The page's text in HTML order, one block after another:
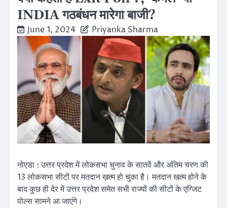
INDIA गठबंधन मारेगा बाजी?
June 1, 2024 Priyanka Sharma
नोएडा : उत्तर प्रदेश में लोकसभा चुनाव के सातवें और अंतिम चरण की
13 लोकसभा सीटों पर मतदान ख़त्म हो चुका है। मतदान खत्म होने के
बाद कुछ ही देर में उत्तर प्रदेश समेत सभी राज्यों की सीटों के एग्जिट
पोल्स सामने आ जाएंगे।